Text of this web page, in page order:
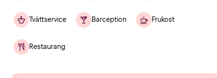
Tvättservice Barception Frukost
Restaurang